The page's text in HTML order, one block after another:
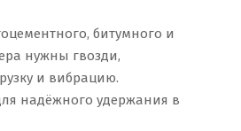
битумного и
нужны гвозди,
и вибрацию.
надёжного удержания в